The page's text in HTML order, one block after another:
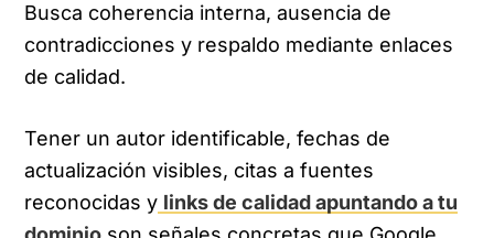
Busca coherencia interna, ausencia de
contradicciones y respaldo mediante enlaces
de calidad.
Tener un autor identificable, fechas de
actualización visibles, citas a fuentes
reconocidas y links de calidad apuntando a tu